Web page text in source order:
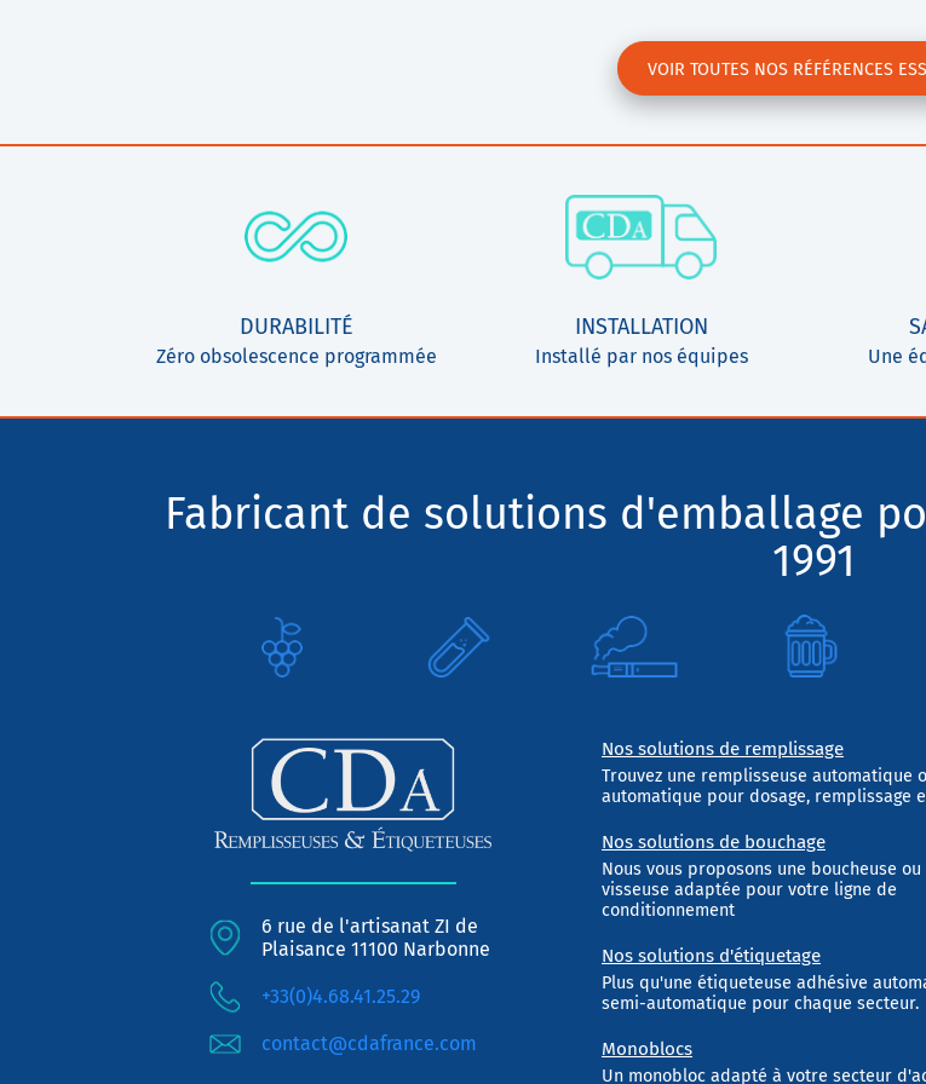
VOIR TOUTES NOS RÉFÉRENCES
DURABILITÉ
Zéro obsolescence programmée
INSTALLATION
Installé par nos équipes Une
Fabricant de solutions d'emballage
1991
6 rue de l'artisanat ZI de
Plaisance 11100 Narbonne
+33(0)4.68.41.25.29
contact@cdafrance.com
Nos solutions de remplissage
Trouvez une remplisseuse automatique
automatique pour dosage, remplissage
Nos solutions de bouchage
Nous vous proposons une boucheuse ou
visseuse adaptée pour votre ligne de
conditionnement
Nos solutions d'étiquetage
Plus qu'une étiqueteuse adhésive
semi-automatique pour chaque secteur.
Monoblocs
Un monobloc adapté à votre secteur